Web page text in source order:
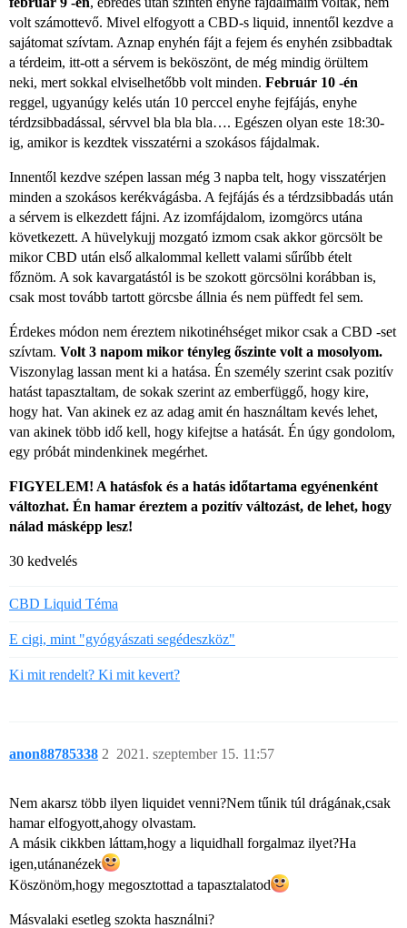
volt számottevő. Mivel elfogyott a CBD-s liquid, innentől kezdve a
sajátomat szívtam. Aznap enyhén fájt a fejem és enyhén zsibbadtak
a térdeim, itt-ott a sérvem is beköszönt, de még mindig örültem
neki, mert sokkal elviselhetőbb volt minden. Február 10 -én
reggel, ugyanúgy kelés után 10 perccel enyhe fejfájás, enyhe
térdzsibbadással, sérvvel bla bla bla…. Egészen olyan este 18:30-
ig, amikor is kezdtek visszatérni a szokásos fájdalmak.
Innentől kezdve szépen lassan még 3 napba telt, hogy visszatérjen
minden a szokásos kerékvágásba. A fejfájás és a térdzsibbadás után
a sérvem is elkezdett fájni. Az izomfájdalom, izomgörcs utána
következett. A hüvelykujj mozgató izmom csak akkor görcsölt be
mikor CBD után első alkalommal kellett valami sűrűbb ételt
főznöm. A sok kavargatástól is be szokott görcsölni korábban is,
csak most tovább tartott görcsbe állnia és nem püffedt fel sem.
Érdekes módon nem éreztem nikotinéhséget mikor csak a CBD -set
szívtam. Volt 3 napom mikor tényleg őszinte volt a mosolyom.
Viszonylag lassan ment ki a hatása. Én személy szerint csak pozitív
hatást tapasztaltam, de sokak szerint az emberfüggő, hogy kire,
hogy hat. Van akinek ez az adag amit én használtam kevés lehet,
van akinek több idő kell, hogy kifejtse a hatását. Én úgy gondolom,
egy próbát mindenkinek megérhet.
FIGYELEM! A hatásfok és a hatás időtartama egyénenként
változhat. Én hamar éreztem a pozitív változást, de lehet, hogy
nálad másképp lesz!
30 kedvelés
CBD Liquid Téma
E cigi, mint "gyógyászati segédeszköz"
Ki mit rendelt? Ki mit kevert?
anon88785338 2021. szeptember 15. 11:57
2
Nem akarsz több ilyen liquidet venni?Nem tűnik túl drágának,csak
hamar elfogyott,ahogy olvastam.
A másik cikkben láttam,hogy a liquidhall forgalmaz ilyet?Ha
igen,utánanézek​
Köszönöm,hogy megosztottad a tapasztalatod​
Másvalaki esetleg szokta használni?